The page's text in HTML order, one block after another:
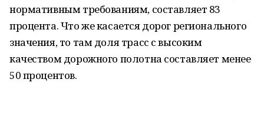
нормативным требованиям, составляет 83
процента. Что же касается дорог регионального
значения, то там доля трасс с высоким
качеством дорожного полотна составляет менее
50 процентов.